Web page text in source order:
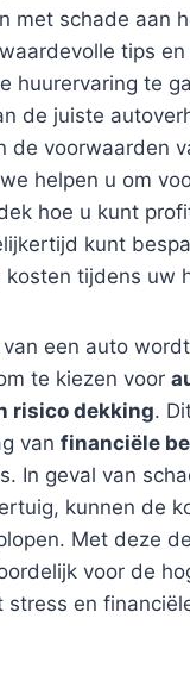
met schade aan
tips en
huurervaring te
de juiste
de voorwaarden
helpen u om
hoe u kunt
kunt
kosten tijdens uw
een auto
te kiezen voor
risico dekking.
van financiële
In geval van
kunnen de
Met deze
voor de
stress en